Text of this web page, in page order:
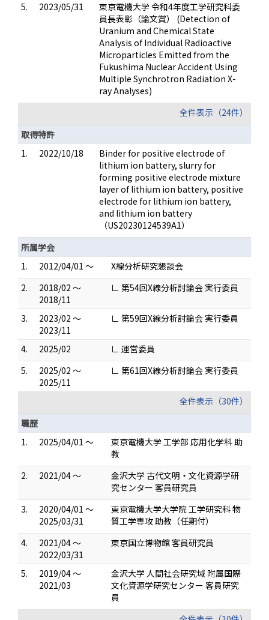
5.
2023/05/31
東京電機大学 令和4年度工学研究科委
員長表彰（論文賞） (Detection of
Uranium and Chemical State
Analysis of Individual Radioactive
Microparticles Emitted from the
Fukushima Nuclear Accident Using
Multiple Synchrotron Radiation X-
ray Analyses)
全件表示（24件）
取得特許
1.
2022/10/18
Binder for positive electrode of
lithium ion battery, slurry for
forming positive electrode mixture
layer of lithium ion battery, positive
electrode for lithium ion battery,
and lithium ion battery
（US20230124539A1）
所属学会
1.
2012/04/01 ～
X線分析研究懇談会
2.
2018/02 ～
2018/11
∟ 第54回X線分析討論会 実行委員
3.
2023/02 ～
2023/11
∟ 第59回X線分析討論会 実行委員
4. 2025/02
∟ 運営委員
5.
2025/02 ～
2025/11
∟ 第61回X線分析討論会 実行委員
全件表示（30件）
職歴
1.
2025/04/01 ～
東京電機大学 工学部 応用化学科 助
教
2.
2021/04 ～
金沢大学 古代文明・文化資源学研
究センター 客員研究員
3.
2020/04/01 ～
2025/03/31
東京電機大学大学院 工学研究科 物
質工学専攻 助教（任期付）
4.
2021/04 ～
2022/03/31
東京国立博物館 客員研究員
5.
2019/04 ～
2021/03
金沢大学 人間社会研究域 附属国際
文化資源学研究センター 客員研究
員